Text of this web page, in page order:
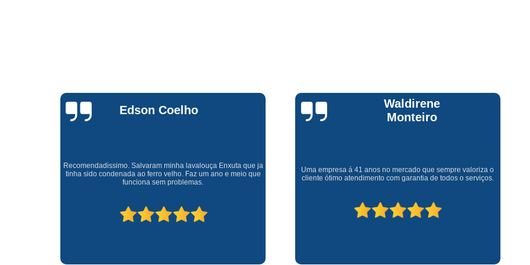
Assistencia Tecnica Microondas
Microondas Brastemp Assistencia Tecnica
Conserto de Maquina de Lavar
Conserto Maquina de Lavar
Conserto Maquina de Lavar Roupa
Conserto Adega
Conserto Adega
Waldirene
Monteiro
Uma empresa á 41 anos no mercado que sempre valoriza o
cliente ótimo atendimento com garantia de todos o serviços.
Claúdia
Andrullis
telefônico (q hj infelizmente é um problema), e a eficiência do
técnico Sr Henrique na solução do problema da minha lava e
seca q minha família não vive mais sem. #recomendo os